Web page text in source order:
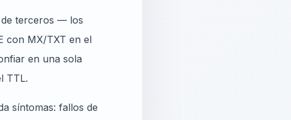
de terceros — los
con MX/TXT en el
en una sola
TTL.
síntomas: fallos de